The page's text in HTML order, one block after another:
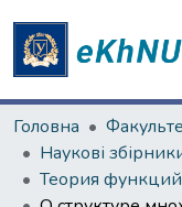
Головна